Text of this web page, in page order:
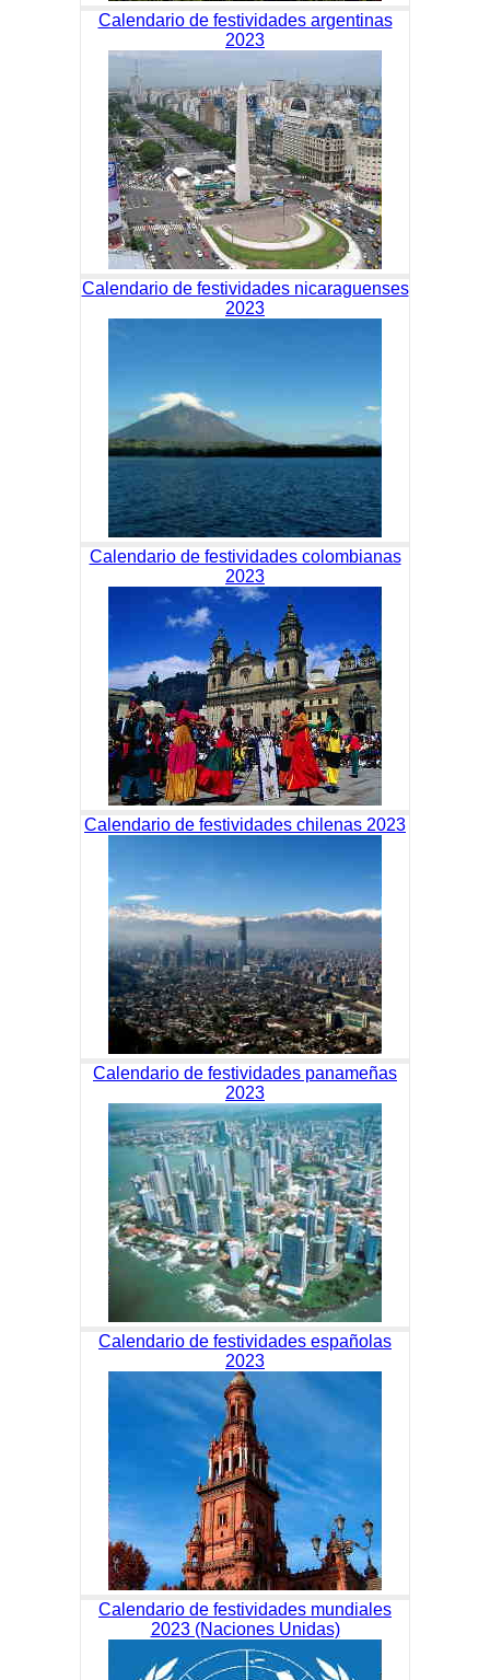
Calendario de festividades argentinas
2023
Calendario de festividades nicaraguenses
2023
Calendario de festividades colombianas
2023
Calendario de festividades chilenas 2023
Calendario de festividades panameñas
2023
Calendario de festividades españolas
2023
Calendario de festividades mundiales
2023 (Naciones Unidas)